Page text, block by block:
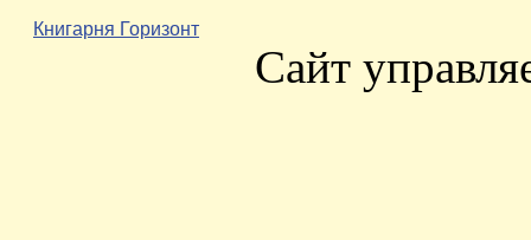
Книгарня Горизонт
Сайт